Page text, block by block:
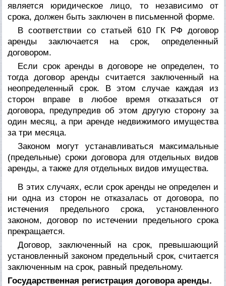
является юридическое лицо, то независимо от
срока, должен быть заключен в письменной форме.
В соответствии со статьей 610 ГК РФ договор
аренды заключается на срок, определенный
договором.
Если срок аренды в договоре не определен, то
тогда договор аренды считается заключенный на
неопределенный срок. В этом случае каждая из
сторон вправе в любое время отказаться от
договора, предупредив об этом другую сторону за
один месяц, а при аренде недвижимого имущества
за три месяца.
Законом могут устанавливаться максимальные
(предельные) сроки договора для отдельных видов
аренды, а также для отдельных видов имущества.
В этих случаях, если срок аренды не определен и
ни одна из сторон не отказалась от договора, по
истечения предельного срока, установленного
законом, договор по истечении предельного срока
прекращается.
Договор, заключенный на срок, превышающий
установленный законом предельный срок, считается
заключенным на срок, равный предельному.
Государственная регистрация договора аренды.